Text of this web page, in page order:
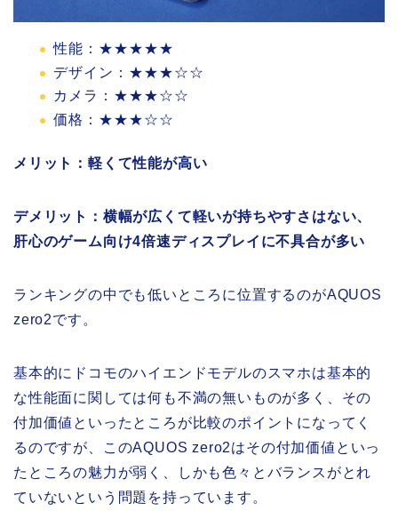
性能：★★★★★
デザイン：★★★☆☆
カメラ：★★★☆☆
価格：★★★☆☆
メリット：軽くて性能が高い
デメリット：横幅が広くて軽いが持ちやすさはない、
肝心のゲーム向け4倍速ディスプレイに不具合が多い
ランキングの中でも低いところに位置するのがAQUOS
zero2です。
基本的にドコモのハイエンドモデルのスマホは基本的
な性能面に関しては何も不満の無いものが多く、その
付加価値といったところが比較のポイントになってく
るのですが、このAQUOS zero2はその付加価値といっ
たところの魅力が弱く、しかも色々とバランスがとれ
ていないという問題を持っています。